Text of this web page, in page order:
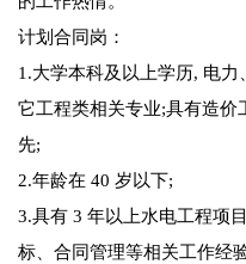
计划合同岗：
1.大学本科及以上学历, 电
它工程类相关专业;具有造价
先;
2.年龄在 40 岁以下;
3.具有 3 年以上水电工程项
标、合同管理等相关工作经